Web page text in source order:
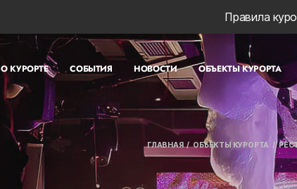
О КУРОРТЕ СОБЫТИЯ НОВОСТИ ОБЪЕКТЫ КУРОРТА
Правила
ГЛАВНАЯ ОБЪЕКТЫ КУРОРТА